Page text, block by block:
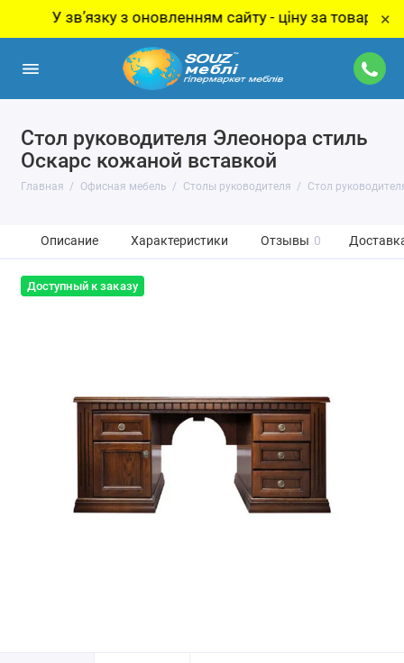
У звʼязку з оновленням сайту - ціну за товар ×
Стол руководителя Элеонора стиль
Оскарс кожаной вставкой
Главная Офисная мебель Столы руководителя Стол
Описание Характеристики Отзывы 0
Доступный к заказу